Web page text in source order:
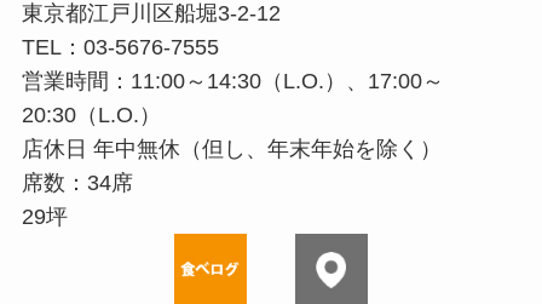
東京都江戸川区船堀3-2-12
TEL：03-5676-7555
営業時間：11:00～14:30（L.O.）、17:00～
20:30（L.O.）
店休⽇ 年中無休（但し、年末年始を除く）
席数：34席
29坪